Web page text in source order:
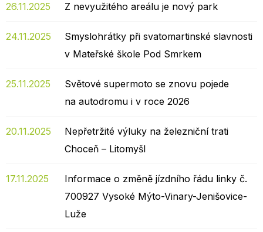
26.11.2025 Z nevyužitého areálu je nový park
24.11.2025
Smyslohrátky při svatomartinské slavnosti
v Mateřské škole Pod Smrkem
25.11.2025
Světové supermoto se znovu pojede
na autodromu i v roce 2026
20.11.2025
Nepřetržité výluky na železniční trati
Choceň – Litomyšl
17.11.2025
Informace o změně jízdního řádu linky č.
700927 Vysoké Mýto-Vinary-Jenišovice-
Luže